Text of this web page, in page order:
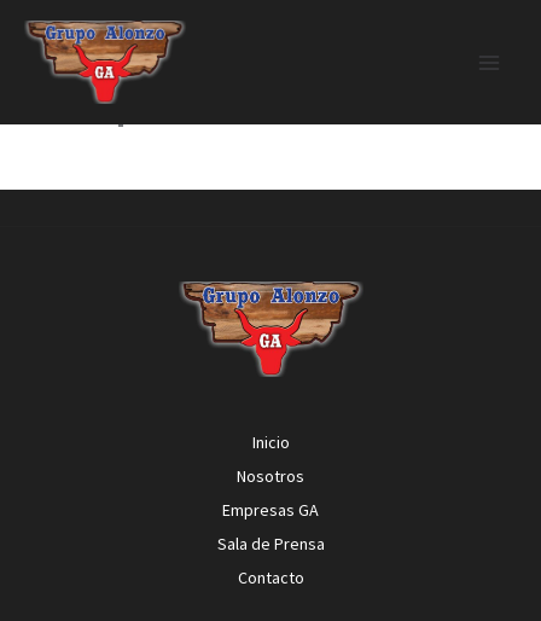
contenidoTransporte Bianca
Inicio
Nosotros
Empresas GA
Sala de Prensa
Contacto